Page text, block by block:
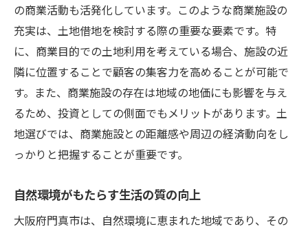
の商業活動も活発化しています。このような商業施設の
充実は、土地借地を検討する際の重要な要素です。特
に、商業目的での土地利用を考えている場合、施設の近
隣に位置することで顧客の集客力を高めることが可能で
す。また、商業施設の存在は地域の地価にも影響を与え
るため、投資としての側面でもメリットがあります。土
地選びでは、商業施設との距離感や周辺の経済動向をし
っかりと把握することが重要です。
自然環境がもたらす生活の質の向上
大阪府門真市は、自然環境に恵まれた地域であり、その